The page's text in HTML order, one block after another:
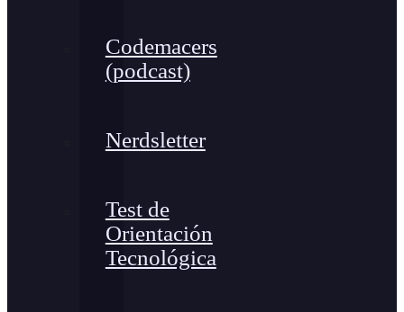
Codemacers
(podcast)
Nerdsletter
Test de
Orientación
Tecnológica